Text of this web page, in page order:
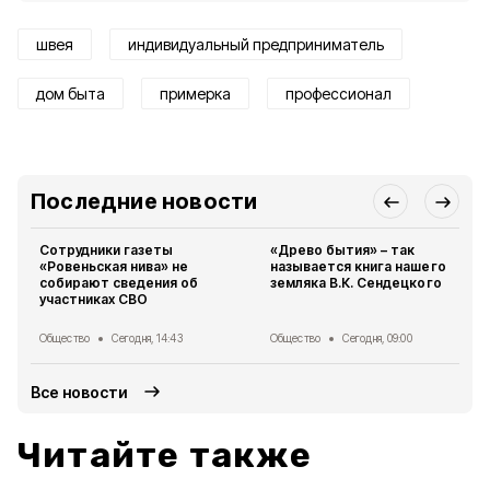
швея индивидуальный предприниматель
дом быта примерка профессионал
Последние новости
Сотрудники газеты
«Ровеньская нива» не
собирают сведения об
участниках СВО
Общество Сегодня, 14:43
«Древо бытия» – так
называется книга нашего
земляка В.К. Сендецкого
Общество Сегодня, 09:00
Все новости
Читайте также